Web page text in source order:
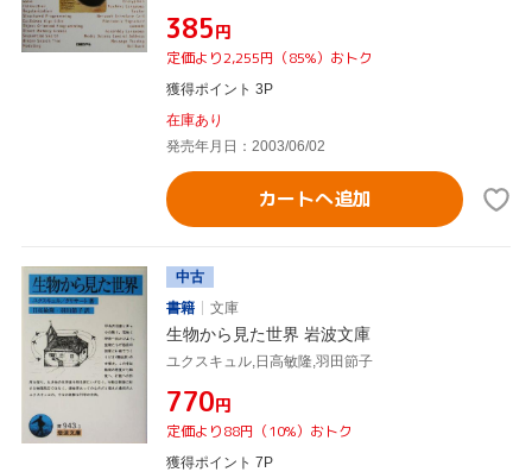
¥385円
定価より2,255円（85%）おトク
獲得ポイント 3P
在庫あり
発売年月日：2003/06/02
カートへ追加
中古
書籍
文庫
生物から見た世界 岩波文庫
ユクスキュル,日高敏隆,羽田節子
¥770円
定価より88円（10%）おトク
獲得ポイント 7P